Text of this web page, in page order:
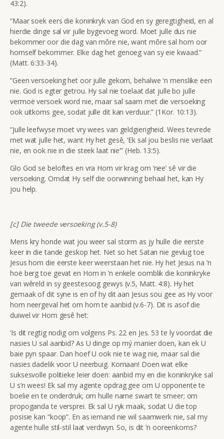
43:2).
“Maar soek eers die koninkryk van God en sy geregtigheid, en al
hierdie dinge sal vir julle bygevoeg word. Moet julle dus nie
bekommer oor die dag van môre nie, want môre sal hom oor
homself bekommer. Elke dag het genoeg van sy eie kwaad.”
(Matt. 6:33-34).
“Geen versoeking het oor julle gekom, behalwe 'n menslike een
nie. God is egter getrou. Hy sal nie toelaat dat julle bo julle
vermoë versoek word nie, maar sal saam met die versoeking
ook uitkoms gee, sodat julle dit kan verduur.” (1Kor. 10:13).
“Julle leefwyse moet vry wees van geldgierigheid. Wees tevrede
met wat julle het, want Hy het gesê, ‘Ek sal jou beslis nie verlaat
nie, en ook nie in die steek laat nie’” (Heb. 13:5).
Glo God se beloftes en vra Hom vir krag om ‘nee’ sê vir die
versoeking. Omdat Hy self die oorwinning behaal het, kan Hy
jou help.
[c] Die tweede versoeking (v.5-8)
Mens kry honde wat jou weer sal storm as jy hulle die eerste
keer in die tande geskop het. Net so het Satan nie gevlug toe
Jesus hom die eerste keer weerstaan het nie. Hy het Jesus na ’n
hoë berg toe gevat en Hom in ’n enkele oomblik die koninkryke
van wêreld in sy geestesoog gewys (v.5, Matt. 4:8). Hy het
gemaak of dit syne is en of hy dit aan Jesus sou gee as Hy voor
hom neergeval het om hom te aanbid (v.6-7). Dit is asof die
duiwel vir Hom gesê het:
‘Is dit regtig nodig om volgens Ps. 22 en Jes. 53 te ly voordat die
nasies U sal aanbid? As U dinge op mý manier doen, kan ek U
baie pyn spaar. Dan hoef U ook nie te wag nie, maar sal die
nasies dadelik voor U neerbuig. Komaan! Doen wat elke
suksesvolle politieke leier doen: aanbid my en die koninkryke sal
U s’n wees! Ek sal my agente opdrag gee om U opponente te
boelie en te onderdruk; om hulle name swart te smeer; om
propoganda te versprei. Ek sal U ryk maak, sodat U die top
posisie kan “koop”. En as iemand nie wil saamwerk nie, sal my
agente hulle stil-stil laat verdwyn. So, is dit ’n ooreenkoms?